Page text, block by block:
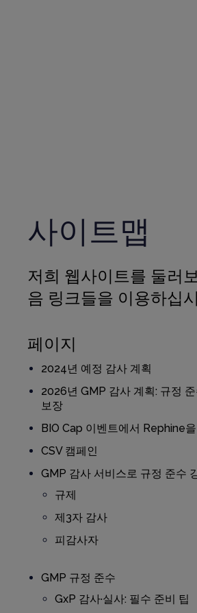
사이트맵
저희 웹사이트를 둘러
음 링크들을 이용하십
페이지
2024년 예정 감사 계획
2026년 GMP 감사 계획: 규정
보장
BIO Cap 이벤트에서 Rephine
CSV 캠페인
GMP 감사 서비스로 규정 준수
규제
제3자 감사
피감사자
GMP 규정 준수
GxP 감사·실사: 필수 준비 팁